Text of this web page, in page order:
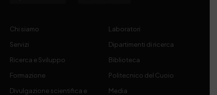
Chi siamo
Servizi
Ricerca e Sviluppo
Formazione
Divulgazione scientifica e
Laboratori
Dipartimenti di ricerca
Biblioteca
Politecnico del Cuoio
Media